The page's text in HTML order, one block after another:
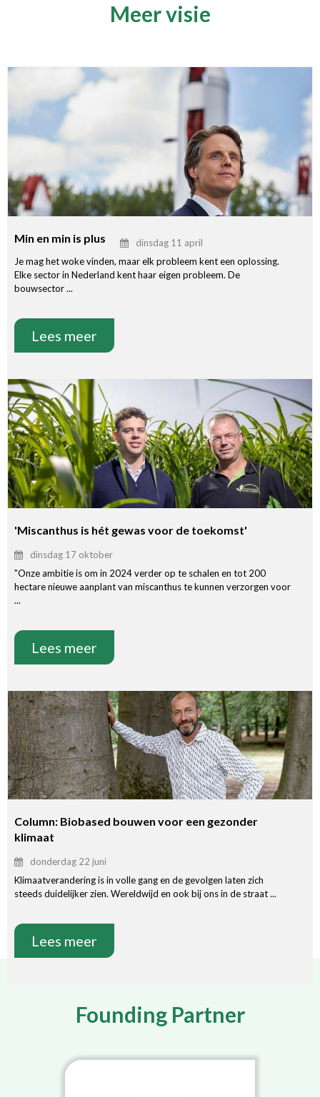
Meer visie
Min en min is plus
dinsdag 11 april
Je mag het woke vinden, maar elk probleem kent een oplossing.
Elke sector in Nederland kent haar eigen probleem. De
bouwsector ...
Lees meer
'Miscanthus is hét gewas voor de toekomst'
dinsdag 17 oktober
"Onze ambitie is om in 2024 verder op te schalen en tot 200
hectare nieuwe aanplant van miscanthus te kunnen verzorgen voor
...
Lees meer
Column: Biobased bouwen voor een gezonder
klimaat
donderdag 22 juni
Klimaatverandering is in volle gang en de gevolgen laten zich
steeds duidelijker zien. Wereldwijd en ook bij ons in de straat ...
Lees meer
Founding Partner